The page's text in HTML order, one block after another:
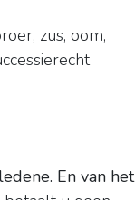
zus, oom,
En van het